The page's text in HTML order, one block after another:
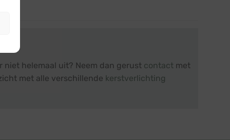
niet helemaal uit? Neem dan gerust contactmet
met alle verschillende kerstverlichting